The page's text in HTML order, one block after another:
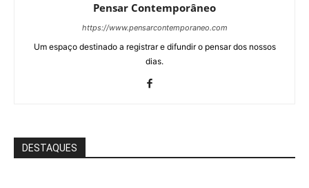
Pensar Contemporâneo
https://www.pensarcontemporaneo.com
Um espaço destinado a registrar e difundir o pensar dos nossos
dias.
DESTAQUES